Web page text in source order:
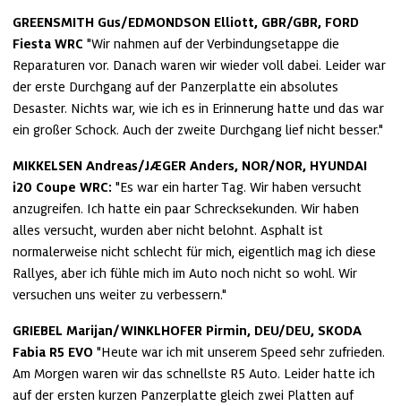
GREENSMITH Gus/EDMONDSON Elliott, GBR/GBR, FORD
Fiesta WRC "Wir nahmen auf der Verbindungsetappe die
Reparaturen vor. Danach waren wir wieder voll dabei. Leider war
der erste Durchgang auf der Panzerplatte ein absolutes
Desaster. Nichts war, wie ich es in Erinnerung hatte und das war
ein großer Schock. Auch der zweite Durchgang lief nicht besser."
MIKKELSEN Andreas/JÆGER Anders, NOR/NOR, HYUNDAI
i20 Coupe WRC: "Es war ein harter Tag. Wir haben versucht
anzugreifen. Ich hatte ein paar Schrecksekunden. Wir haben
alles versucht, wurden aber nicht belohnt. Asphalt ist
normalerweise nicht schlecht für mich, eigentlich mag ich diese
Rallyes, aber ich fühle mich im Auto noch nicht so wohl. Wir
versuchen uns weiter zu verbessern."
GRIEBEL Marijan/WINKLHOFER Pirmin, DEU/DEU, SKODA
Fabia R5 EVO "Heute war ich mit unserem Speed sehr zufrieden.
Am Morgen waren wir das schnellste R5 Auto. Leider hatte ich
auf der ersten kurzen Panzerplatte gleich zwei Platten auf